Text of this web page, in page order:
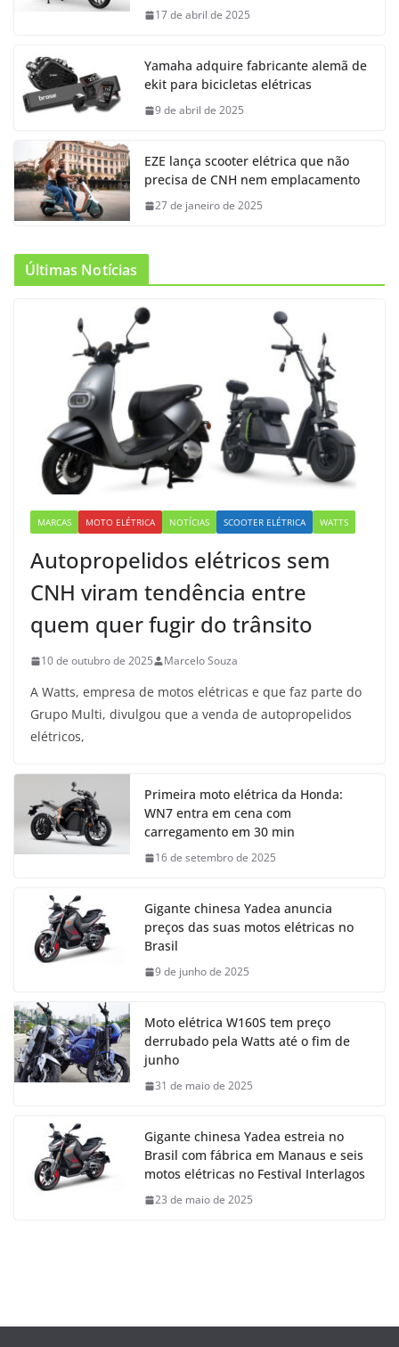
17 de abril de 2025
Yamaha adquire fabricante alemã de
ekit para bicicletas elétricas
9 de abril de 2025
EZE lança scooter elétrica que não
precisa de CNH nem emplacamento
27 de janeiro de 2025
Últimas Notícias
MARCAS MOTO ELÉTRICA NOTÍCIAS SCOOTER ELÉTRICA WATTS
Autopropelidos elétricos sem
CNH viram tendência entre
quem quer fugir do trânsito
10 de outubro de 2025 Marcelo Souza
A Watts, empresa de motos elétricas e que faz parte do
Grupo Multi, divulgou que a venda de autopropelidos
elétricos,
Primeira moto elétrica da Honda:
WN7 entra em cena com
carregamento em 30 min
16 de setembro de 2025
Gigante chinesa Yadea anuncia
preços das suas motos elétricas no
Brasil
9 de junho de 2025
Moto elétrica W160S tem preço
derrubado pela Watts até o fim de
junho
31 de maio de 2025
Gigante chinesa Yadea estreia no
Brasil com fábrica em Manaus e seis
motos elétricas no Festival Interlagos
23 de maio de 2025